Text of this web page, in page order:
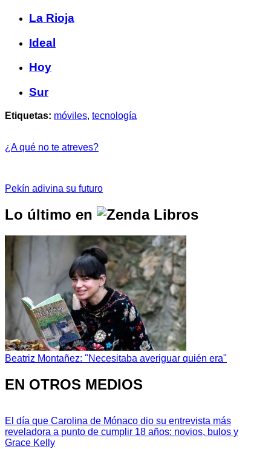
La Rioja
Ideal
Hoy
Sur
Etiquetas: móviles, tecnología
¿A qué no te atreves?
Pekín adivina su futuro
Lo último en
Beatriz Montañez: "Necesitaba averiguar quién era"
EN OTROS MEDIOS
El día que Carolina de Mónaco dio su entrevista más
reveladora a punto de cumplir 18 años: novios, bulos y
Grace Kelly